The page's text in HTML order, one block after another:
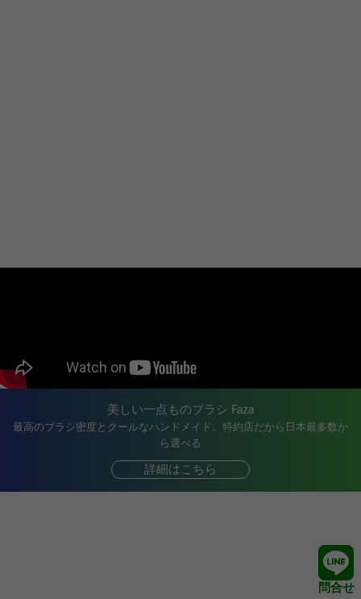
問合せ
美しい一点ものブラシ Faza
最高のブラシ密度とクールなハンドメイド。特約店だから日本最多数か
ら選べる
詳細はこちら